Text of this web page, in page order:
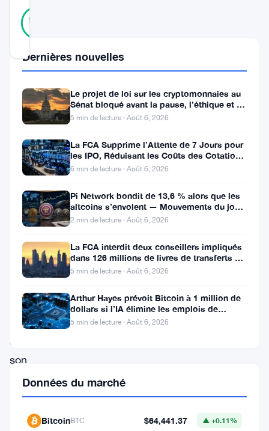
93
pleine
volatilité
marché,
Ethereum
fait
face
une
pression
baisse
sur
son
prix,
mais
Dernières nouvelles
Le projet de loi sur les cryptomonnaies au
Sénat bloqué avant la pause, l’éthique et le
FBI s’opposent
5 min de lecture · Août 6, 2026
La FCA Supprime l’Attente de 7 Jours pour
les IPO, Réduisant les Coûts des Cotations
au Royaume-Uni
6 min de lecture · Août 6, 2026
Pi Network bondit de 13,6 % alors que les
altcoins s’envolent — Mouvements du jour
6 août
2 min de lecture · Août 6, 2026
La FCA interdit deux conseillers impliqués
dans 126 millions de livres de transferts de
retraite
5 min de lecture · Août 6, 2026
Arthur Hayes prévoit Bitcoin à 1 million de
dollars si l’IA élimine les emplois de
bureau
5 min de lecture · Août 6, 2026
Données du marché
BitcoinBTC $64,441.37 ▲ +0.11%